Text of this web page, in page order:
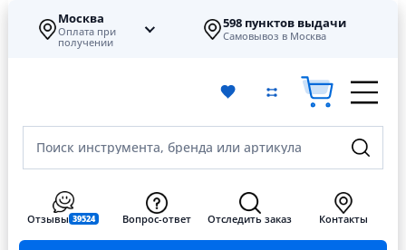
Москва
Оплата при
получении
598 пунктов выдачи
Самовывоз в Москва
Поиск инструмента, бренда или артикула
Отзывы 39524 Вопрос-ответ Отследить заказ Контакты